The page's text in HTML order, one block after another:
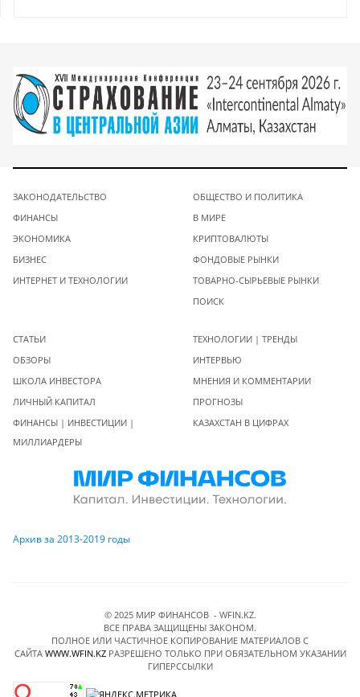
ЗАКОНОДАТЕЛЬСТВО
ФИНАНСЫ
ЭКОНОМИКА
БИЗНЕС
ИНТЕРНЕТ И ТЕХНОЛОГИИ
ОБЩЕСТВО И ПОЛИТИКА
В МИРЕ
КРИПТОВАЛЮТЫ
ФОНДОВЫЕ РЫНКИ
ТОВАРНО-СЫРЬЕВЫЕ РЫНКИ
ПОИСК
СТАТЬИ
ОБЗОРЫ
ШКОЛА ИНВЕСТОРА
ЛИЧНЫЙ КАПИТАЛ
ФИНАНСЫ | ИНВЕСТИЦИИ |
МИЛЛИАРДЕРЫ
ТЕХНОЛОГИИ | ТРЕНДЫ
ИНТЕРВЬЮ
МНЕНИЯ И КОММЕНТАРИИ
ПРОГНОЗЫ
КАЗАХСТАН В ЦИФРАХ
Архив за 2013-2019 годы
© 2025 МИР ФИНАНСОВ - WFIN.KZ.
ВСЕ ПРАВА ЗАЩИЩЕНЫ ЗАКОНОМ.
ПОЛНОЕ ИЛИ ЧАСТИЧНОЕ КОПИРОВАНИЕ МАТЕРИАЛОВ C
САЙТА WWW.WFIN.KZРАЗРЕШЕНО ТОЛЬКО ПРИ ОБЯЗАТЕЛЬНОМ УКАЗАНИИ
ГИПЕРССЫЛКИ